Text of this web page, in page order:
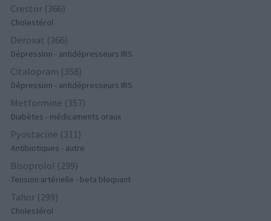
Crestor (366)
Cholestérol
Deroxat (366)
Dépression - antidépresseurs IRS
Citalopram (358)
Dépression - antidépresseurs IRS
Metformine (357)
Diabètes - médicaments oraux
Pyostacine (311)
Antibiotiques - autre
Bisoprolol (299)
Tension artérielle - beta bloquant
Tahor (299)
Cholestérol